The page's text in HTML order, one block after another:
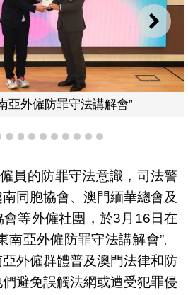
下一
亞外僱防罪守法講解會”
6 7 8 9 1011121314
員的防罪守法意識，司法警
同胞協會、澳門緬華總會及
等外僱社團，於3月16日在
南亞外僱防罪守法講解會”。
外僱群體普及澳門法律和防
避免誤觸法網或遭受犯罪侵